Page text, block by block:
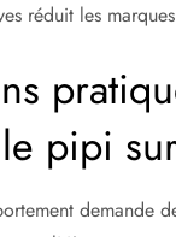
réduit les
pipi
demande